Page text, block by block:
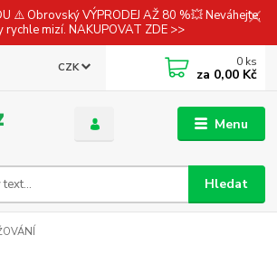
⚠️ Obrovský VÝPRODEJ AŽ 80 %💥 Neváhejte,
rychle mizí. NAKUPOVAT ZDE >>
Menu
CZK
Hledat
0 ks
za 0,00 Kč